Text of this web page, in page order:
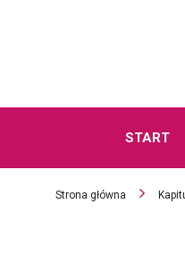
START
Strona główna